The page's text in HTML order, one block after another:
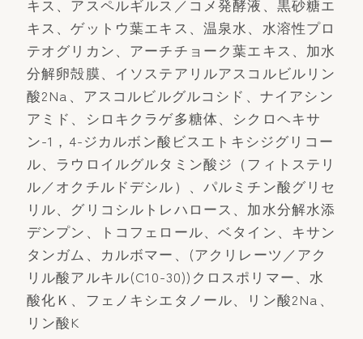
キス、アスペルギルス／コメ発酵液、黒砂糖エ
キス、ゲットウ葉エキス、温泉水、水溶性プロ
テオグリカン、アーチチョーク葉エキス、加水
分解卵殻膜、イソステアリルアスコルビルリン
酸2Na、アスコルビルグルコシド、ナイアシン
アミド、シロキクラゲ多糖体、シクロヘキサ
ン-1，4-ジカルボン酸ビスエトキシジグリコー
ル、ラウロイルグルタミン酸ジ（フィトステリ
ル／オクチルドデシル）、パルミチン酸グリセ
リル、グリコシルトレハロース、加水分解水添
デンプン、トコフェロール、ベタイン、キサン
タンガム、カルボマー、(アクリレーツ／アク
リル酸アルキル(C10-30))クロスポリマー、水
酸化Ｋ、フェノキシエタノール、リン酸2Na、
リン酸K